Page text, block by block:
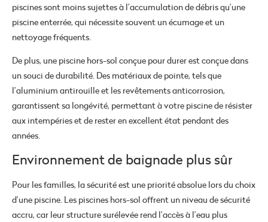
piscines sont moins sujettes à l’accumulation de débris qu’une
piscine enterrée, qui nécessite souvent un écumage et un
nettoyage fréquents.
De plus, une piscine hors-sol conçue pour durer est conçue dans
un souci de durabilité. Des matériaux de pointe, tels que
l’aluminium antirouille et les revêtements anticorrosion,
garantissent sa longévité, permettant à votre piscine de résister
aux intempéries et de rester en excellent état pendant des
années.
Environnement de baignade plus sûr
Pour les familles, la sécurité est une priorité absolue lors du choix
d’une piscine. Les piscines hors-sol offrent un niveau de sécurité
accru, car leur structure surélevée rend l’accès à l’eau plus